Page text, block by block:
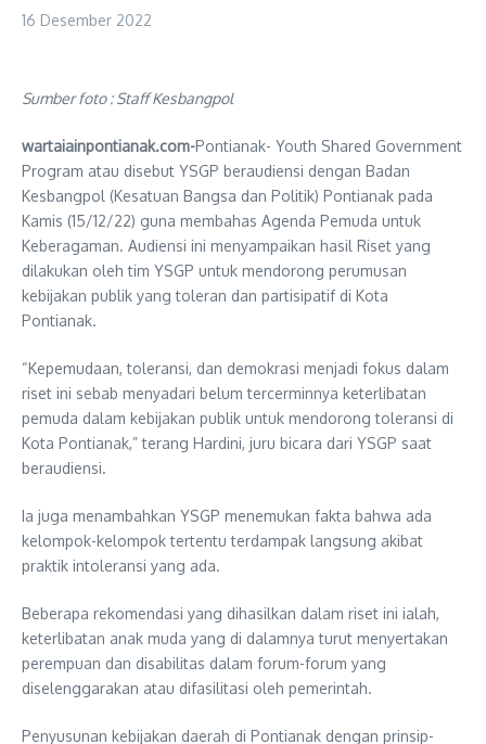
16 Desember 2022
Sumber foto : Staff Kesbangpol
wartaiainpontianak.com-Pontianak- Youth Shared Government
Program atau disebut YSGP beraudiensi dengan Badan
Kesbangpol (Kesatuan Bangsa dan Politik) Pontianak pada
Kamis (15/12/22) guna membahas Agenda Pemuda untuk
Keberagaman. Audiensi ini menyampaikan hasil Riset yang
dilakukan oleh tim YSGP untuk mendorong perumusan
kebijakan publik yang toleran dan partisipatif di Kota
Pontianak.
“Kepemudaan, toleransi, dan demokrasi menjadi fokus dalam
riset ini sebab menyadari belum tercerminnya keterlibatan
pemuda dalam kebijakan publik untuk mendorong toleransi di
Kota Pontianak,” terang Hardini, juru bicara dari YSGP saat
beraudiensi.
Ia juga menambahkan YSGP menemukan fakta bahwa ada
kelompok-kelompok tertentu terdampak langsung akibat
praktik intoleransi yang ada.
Beberapa rekomendasi yang dihasilkan dalam riset ini ialah,
keterlibatan anak muda yang di dalamnya turut menyertakan
perempuan dan disabilitas dalam forum-forum yang
diselenggarakan atau difasilitasi oleh pemerintah.
Penyusunan kebijakan daerah di Pontianak dengan prinsip-